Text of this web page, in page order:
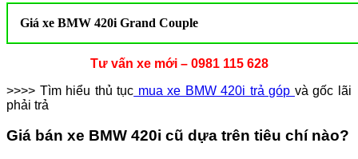
Giá xe BMW 420i Grand Couple
Tư vấn xe mới – 0981 115 628
>>>> Tìm hiểu thủ tục mua xe BMW 420i trả góp và gốc lãi
phải trả
Giá bán xe BMW 420i cũ dựa trên tiêu chí nào?